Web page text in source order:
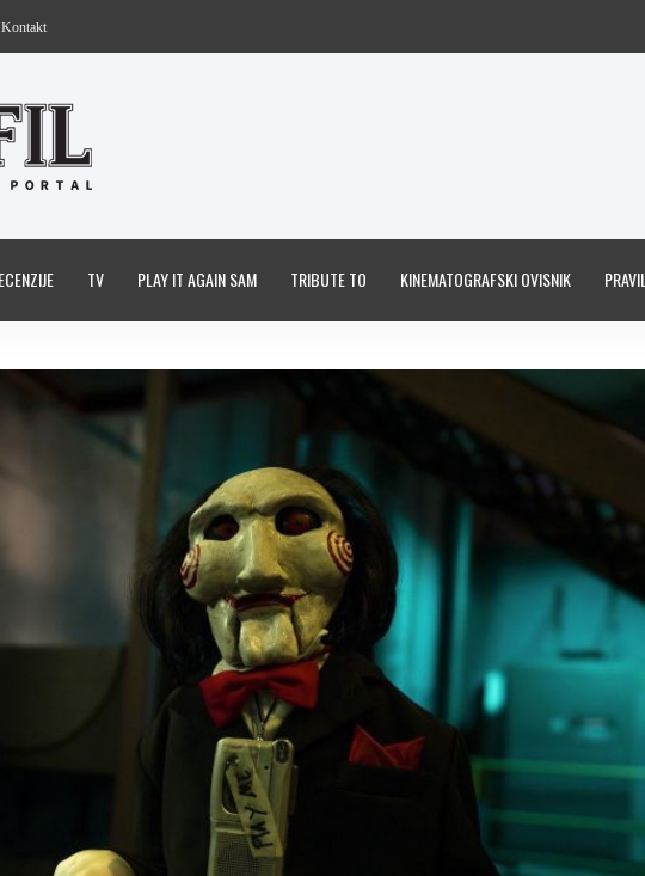
Kontakt
TV PLAY IT AGAIN SAM TRIBUTE TO KINEMATOGRAFSKI OVISNIK